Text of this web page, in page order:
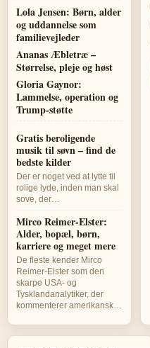
Lola Jensen: Børn, alder
og uddannelse som
familievejleder
Ananas Æbletræ –
Størrelse, pleje og høst
Gloria Gaynor:
Lammelse, operation og
Trump-støtte
Gratis beroligende
musik til søvn – find de
bedste kilder
Der er noget ved at lytte til
rolige lyde, inden man skal
sove, der…
Mirco Reimer-Elster:
Alder, bopæl, børn,
karriere og meget mere
De fleste kender Mirco
Reimer-Elster som den
skarpe USA- og
Tysklandanalytiker, der
kommenterer amerikansk…